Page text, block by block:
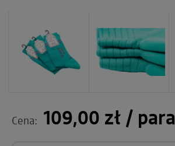
Cena: 109,00 zł / para